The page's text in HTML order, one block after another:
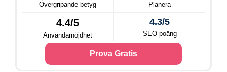
Övergripande betyg Planera
4.4/5
Användarnöjdhet
4.3/5
SEO-poäng
Prova Gratis